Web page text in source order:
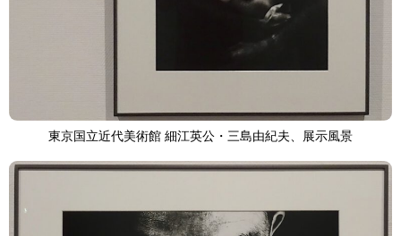
東京国立近代美術館 細江英公・三島由紀夫、展示風景